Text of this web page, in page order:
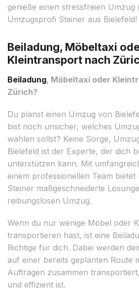
genieße einen stressfreien Umzug
Umzugsprofi Steiner aus Bielefeld!
Beiladung, Möbeltaxi
Kleintransport nach
Beiladung, Möbeltaxi oder
Zürich?
Du planst einen Umzug von
bist noch unsicher, welches
wählen sollst? Keine Sorge,
Bielefeld ist der Experte, der dich
unterstützen kann. Mit
einem professionellen Team
Steiner maßgeschneiderte
reibungslosen Umzug.
Wenn du nur wenige Möbel oder
transportieren hast, ist eine
Richtige für dich. Dabei werden
auf einer bereits geplanten Route
Aufträgen zusammen
und effizient ist.